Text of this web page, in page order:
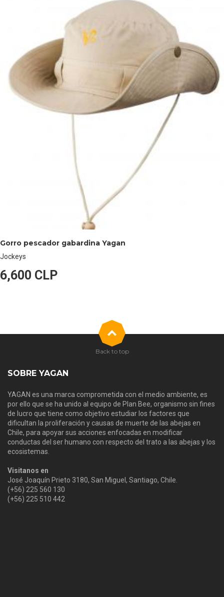
Gorro pescador gabardina Yagan
Jockeys
6,600 CLP
SOBRE YAGAN
YAGAN es una marca comprometida con el medio ambiente, es
por ello que se ha unido al equipo de Plan Bee, organismo sin fines
de lucro que tiene como objetivo estudiar los factores que
dificultan la proliferación y causas de muerte de las abejas en
Chile, para apoyar sus acciones enfocadas en modificar
conductas del ser humano con respecto del trato a las abejas y los
ecosistemas.
Visitanos en
José Joaquín Prieto 3180, San Miguel, Santiago, Chile.
(+56) 225 560 130
(+56) 225 510 442
Back to top